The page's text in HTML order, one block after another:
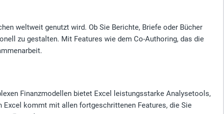
weltweit genutzt wird. Ob Sie Berichte, Briefe oder Bücher
zu gestalten. Mit Features wie dem Co-Authoring, das die
Finanzmodellen bietet Excel leistungsstarke Analysetools,
Excel kommt mit allen fortgeschrittenen Features, die Sie